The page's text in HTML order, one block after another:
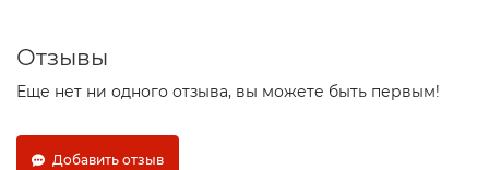
Отзывы
Еще нет ни одного отзыва, вы можете быть первым!
Добавить отзыв